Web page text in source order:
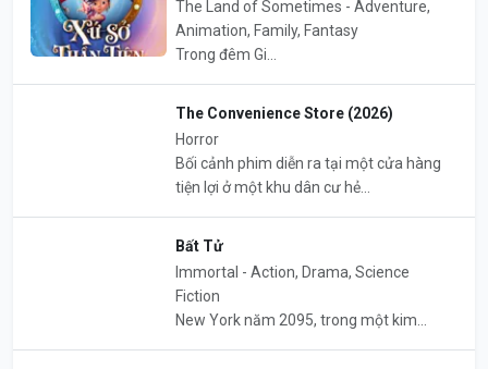
The Land of Sometimes - Adventure,
Animation, Family, Fantasy
Trong đêm Gi...
The Convenience Store (2026)
Horror
Bối cảnh phim diễn ra tại một cửa hàng
tiện lợi ở một khu dân cư hẻ...
Bất Tử
Immortal - Action, Drama, Science
Fiction
New York năm 2095, trong một kim...